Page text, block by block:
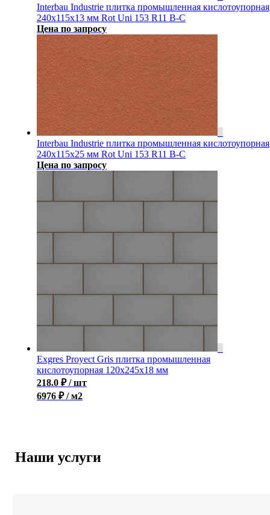
Interbau Industrie плитка промышленная кислотоупорная
240x115x13 мм Rot Uni 153 R11 B-C
Цена по запросу
Interbau Industrie плитка промышленная кислотоупорная
240x115x25 мм Rot Uni 153 R11 B-C
Цена по запросу
Exgres Proyect Gris плитка промышленная
кислотоупорная 120x245x18 мм
218.0 ₽ / шт
6976 ₽ / м2
Наши услуги